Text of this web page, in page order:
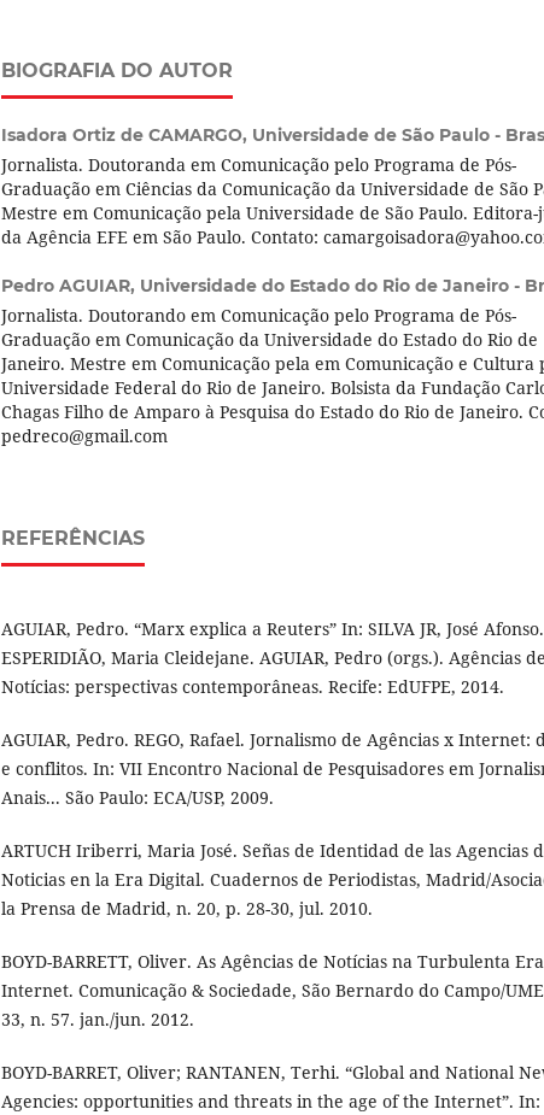
BIOGRAFIA DO AUTOR
Isadora Ortiz de CAMARGO, Universidade de São Paulo -
Jornalista. Doutoranda em Comunicação pelo Programa de Pós-
Graduação em Ciências da Comunicação da Universidade de São
Mestre em Comunicação pela Universidade de São Paulo.
da Agência EFE em São Paulo. Contato:
Pedro AGUIAR, Universidade do Estado do Rio de Janeiro -
Jornalista. Doutorando em Comunicação pelo Programa de Pós-
Graduação em Comunicação da Universidade do Estado do Rio de
Janeiro. Mestre em Comunicação pela em Comunicação e Cultura
Universidade Federal do Rio de Janeiro. Bolsista da Fundação
Chagas Filho de Amparo à Pesquisa do Estado do Rio de Janeiro.
pedreco@gmail.com
REFERÊNCIAS
AGUIAR, Pedro. “Marx explica a Reuters” In: SILVA JR, José Afonso.
ESPERIDIÃO, Maria Cleidejane. AGUIAR, Pedro (orgs.). Agências de
Notícias: perspectivas contemporâneas. Recife: EdUFPE, 2014.
AGUIAR, Pedro. REGO, Rafael. Jornalismo de Agências x Internet:
e conflitos. In: VII Encontro Nacional de Pesquisadores em
Anais... São Paulo: ECA/USP, 2009.
ARTUCH Iriberri, Maria José. Señas de Identidad de las Agencias
Noticias en la Era Digital. Cuadernos de Periodistas, Madrid/
la Prensa de Madrid, n. 20, p. 28-30, jul. 2010.
BOYD-BARRETT, Oliver. As Agências de Notícias na Turbulenta
Internet. Comunicação & Sociedade, São Bernardo do Campo/
33, n. 57. jan./jun. 2012.
BOYD-BARRET, Oliver; RANTANEN, Terhi. “Global and National
Agencies: opportunities and threats in the age of the Internet”. In: